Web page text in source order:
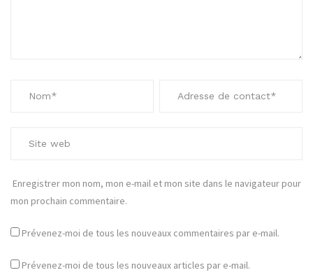
Enregistrer mon nom, mon e-mail et mon site dans le navigateur pour
mon prochain commentaire.
Prévenez-moi de tous les nouveaux commentaires par e-mail.
Prévenez-moi de tous les nouveaux articles par e-mail.